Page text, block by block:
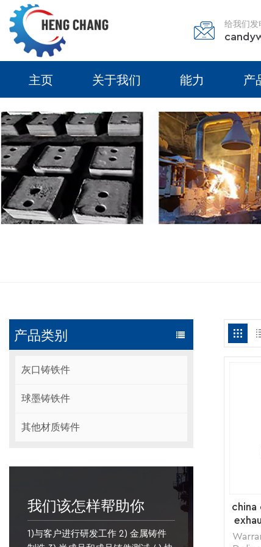
给我们发
主页 关于我们 能力 产
产品类别
灰口铸铁件
球墨铸铁件
其他材质铸件
我们该怎样帮助你
1)与客户进行研发工作 2) 金属铸件
china